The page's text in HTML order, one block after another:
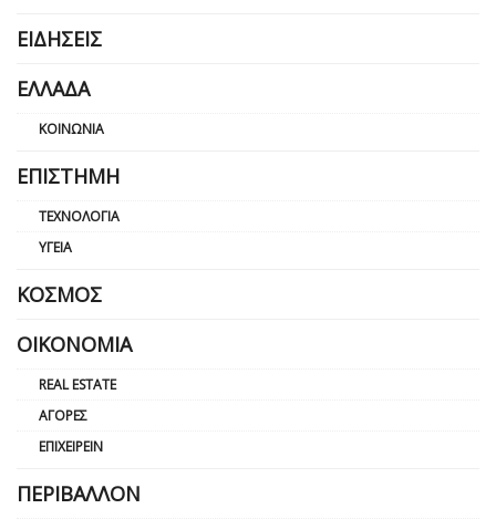
ΕΙΔΉΣΕΙΣ
ΕΛΛΆΔΑ
ΚΟΙΝΩΝΊΑ
ΕΠΙΣΤΉΜΗ
ΤΕΧΝΟΛΟΓΊΑ
ΥΓΕΊΑ
ΚΌΣΜΟΣ
ΟΙΚΟΝΟΜΊΑ
REAL ESTATE
ΑΓΟΡΈΣ
ΕΠΙΧΕΙΡΕΊΝ
ΠΕΡΙΒΆΛΛΟΝ